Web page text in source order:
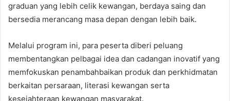
graduan yang lebih celik kewangan, berdaya saing dan
bersedia merancang masa depan dengan lebih baik.
Melalui program ini, para peserta diberi peluang
membentangkan pelbagai idea dan cadangan inovatif yang
memfokuskan penambahbaikan produk dan perkhidmatan
berkaitan persaraan, literasi kewangan serta
kesejahteraan kewangan masyarakat.